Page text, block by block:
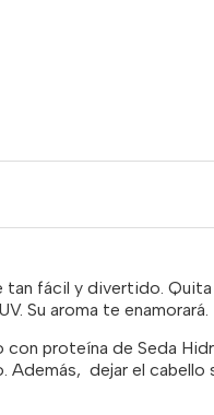
fácil y divertido.
Su aroma te enamorará.
proteína de Seda
Además, dejar el